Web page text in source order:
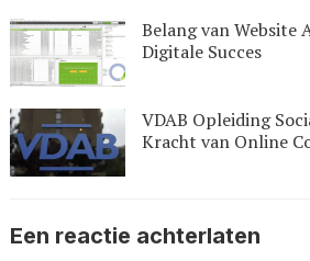
Belang van Website
Digitale Succes
VDAB Opleiding
Kracht van Online
Een reactie achterlaten